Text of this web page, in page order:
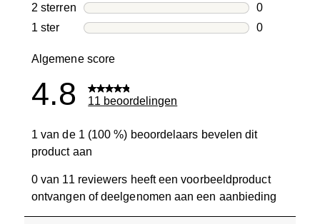
0
2 sterren sterren
0
0
1 ster sterren
0
Algemene score
4.8 11 beoordelingen
1 van de 1 (100 %) beoordelaars bevelen dit
product aan
0 van 11 reviewers heeft een voorbeeldproduct
ontvangen of deelgenomen aan een aanbieding